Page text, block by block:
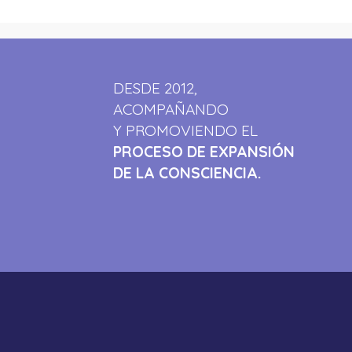
DESDE 2012,
ACOMPAÑANDO
Y PROMOVIENDO EL
PROCESO DE EXPANSIÓN
DE LA CONSCIENCIA.